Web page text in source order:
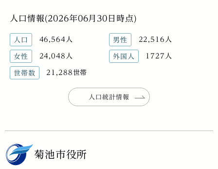
人口情報(2026年06月30日時点)
人口 46,564人 男性 22,516人
女性 24,048人 外国人 1727人
世帯数 21,288世帯
人口統計情報
菊池市役所